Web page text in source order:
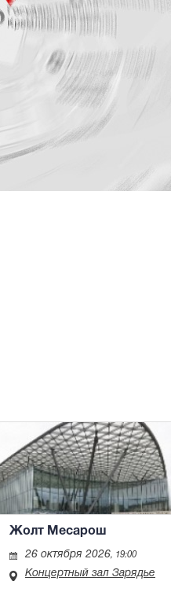
Жолт Месарош
26 октября 2026, 19:00
Концертный зал Зарядье